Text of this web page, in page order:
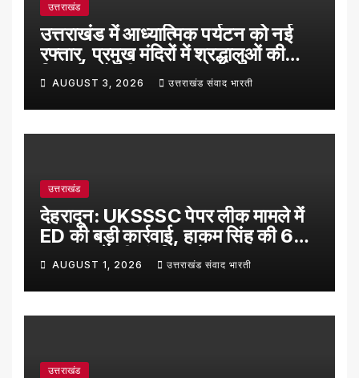
उत्तराखंड
उत्तराखंड में आध्यात्मिक पर्यटन को नई
रफ्तार, प्रमुख मंदिरों में श्रद्धालुओं की
रिकॉर्ड बढ़ोतरी
AUGUST 3, 2026 उत्तराखंड संवाद भारती
उत्तराखंड
देहरादून: UKSSSC पेपर लीक मामले में
ED की बड़ी कार्रवाई, हाकम सिंह की 63
लाख रुपये की संपत्ति अटैच
AUGUST 1, 2026 उत्तराखंड संवाद भारती
उत्तराखंड